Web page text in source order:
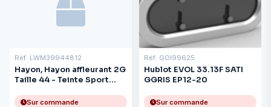
Réf: LWM39944812
Hayon, Hayon affleurant 2G
Taille 44 - Teinte Sport
Sur commande
Réf: GOI99625
Hublot EVOL 33.13F SATI
GGRIS EP12-20
Sur commande